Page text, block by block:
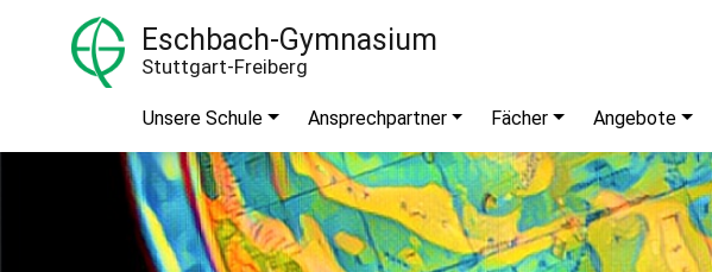
Eschbach-Gymnasium
Stuttgart-Freiberg
Unsere Schule Ansprechpartner Fächer Angebote